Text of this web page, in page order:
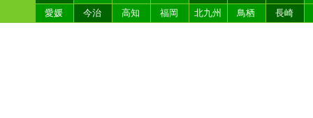
愛媛
今治 高知 福岡 北九州 鳥栖 長崎